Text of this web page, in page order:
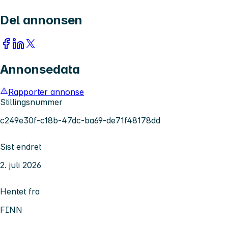
Del annonsen
Annonsedata
Rapporter annonse
Stillingsnummer
c249e30f-c18b-47dc-ba69-de71f48178dd
Sist endret
2. juli 2026
Hentet fra
FINN